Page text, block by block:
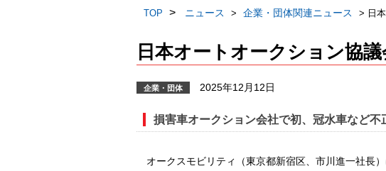
TOP > ニュース > 企業・団体関連ニュース > 日
日本オートオークション協
企業・団体 2025年12月12日
損害車オークション会社で初、冠水車など不
オークスモビリティ（東京都新宿区、市川進一社長）